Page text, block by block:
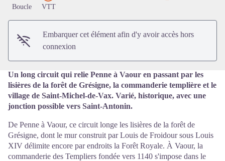
Boucle
VTT
Embarquer cet élément afin d'y avoir accès hors
connexion
Un long circuit qui relie Penne à Vaour en passant par les
lisières de la forêt de Grésigne, la commanderie templière et le
village de Saint-Michel-de-Vax. Varié, historique, avec une
jonction possible vers Saint-Antonin.
De Penne à Vaour, ce circuit longe les lisières de la forêt de
Grésigne, dont le mur construit par Louis de Froidour sous Louis
XIV délimite encore par endroits la Forêt Royale. À Vaour, la
commanderie des Templiers fondée vers 1140 s'impose dans le